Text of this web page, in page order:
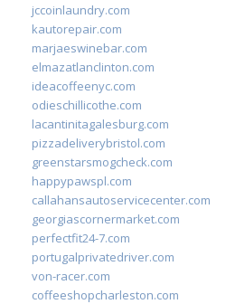
jccoinlaundry.com
kautorepair.com
marjaeswinebar.com
elmazatlanclinton.com
ideacoffeenyc.com
odieschillicothe.com
lacantinitagalesburg.com
pizzadeliverybristol.com
greenstarsmogcheck.com
happypawspl.com
callahansautoservicecenter.com
georgiascornermarket.com
perfectfit24-7.com
portugalprivatedriver.com
von-racer.com
coffeeshopcharleston.com